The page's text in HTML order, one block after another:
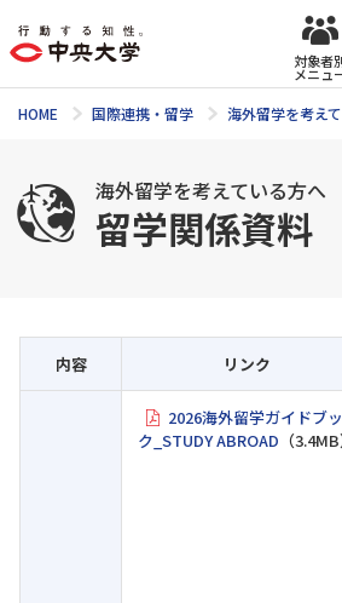
対象者
メニュ
HOME 国際連携・留学 海外留学を考え
海外留学を考えている方へ
留学関係資料
内容 リンク
2026海外留学ガイドブッ
ク_STUDY ABROAD （3.4MB